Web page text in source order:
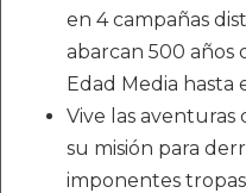
en 4 campañas
abarcan 500 años
Edad Media hasta
Vive las
su misión para
imponentes